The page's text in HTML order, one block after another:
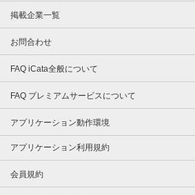
掲載企業一覧
お問合わせ
FAQ iCata全般について
FAQ プレミアムサービスについて
アプリケーション動作環境
アプリケーション利用規約
会員規約